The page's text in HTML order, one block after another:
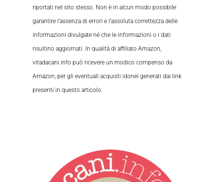
riportati nel sito stesso. Non è in alcun modo possibile
garantire l’assenza di errori e l’assoluta correttezza delle
informazioni divulgate né che le informazioni o i dati
risultino aggiornati. In qualità di affiliato Amazon,
vitadacani.info può ricevere un modico compenso da
Amazon, per gli eventuali acquisti idonei generati dai link
presenti in questo articolo.